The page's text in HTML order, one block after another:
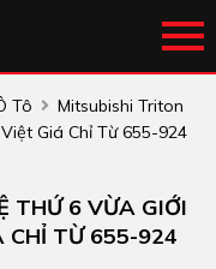
Tô
Mitsubishi Triton
Giá Chỉ Từ 655-924
THỨ 6 VỪA GIỚI
CHỈ TỪ 655-924